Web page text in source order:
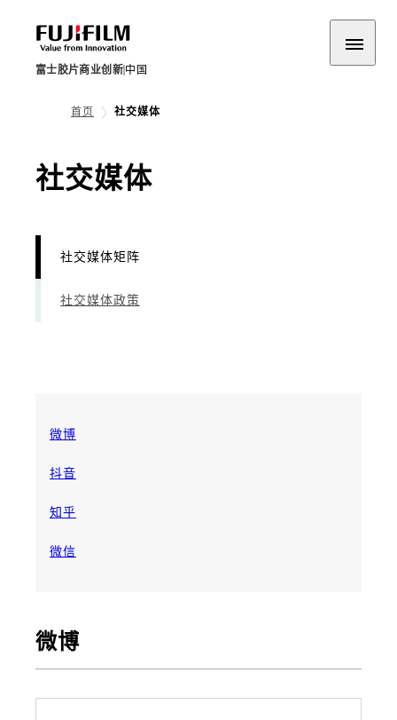
富士胶片商业创新 中国
首页 社交媒体
社交媒体- 社交媒体矩阵
社交媒体矩阵
社交媒体政策
微博
抖音
知乎
微信
微博